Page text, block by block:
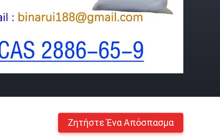
Ζητήστε Ένα Απόσπασμα